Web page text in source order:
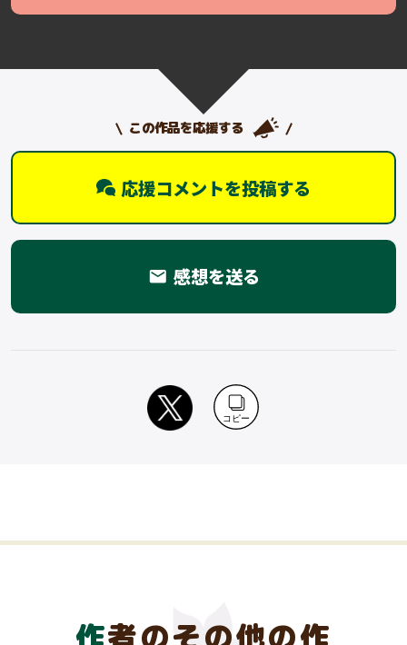
この作品を応援する
応援コメントを投稿する
email 感想を送る
コピー
作者のその他の作